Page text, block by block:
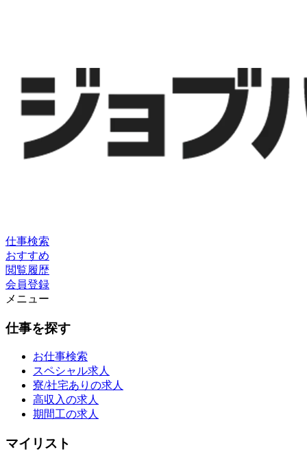
仕事検索
おすすめ
閲覧履歴
会員登録
メニュー
仕事を探す
お仕事検索
スペシャル求人
寮/社宅ありの求人
高収入の求人
期間工の求人
マイリスト